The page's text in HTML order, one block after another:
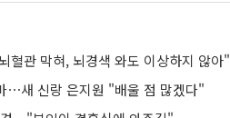
관 막혀, 뇌경색 와도 이상하지 않아"
⋯새 신랑 은지원 "배울 점 많겠다"